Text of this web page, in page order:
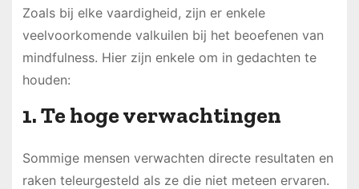
Zoals bij elke vaardigheid, zijn er enkele
veelvoorkomende valkuilen bij het beoefenen van
mindfulness. Hier zijn enkele om in gedachten te
houden:
1. Te hoge verwachtingen
Sommige mensen verwachten directe resultaten en
raken teleurgesteld als ze die niet meteen ervaren.